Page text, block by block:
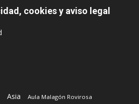
cookies y aviso legal
Asia Aula Malagón Rovirosa